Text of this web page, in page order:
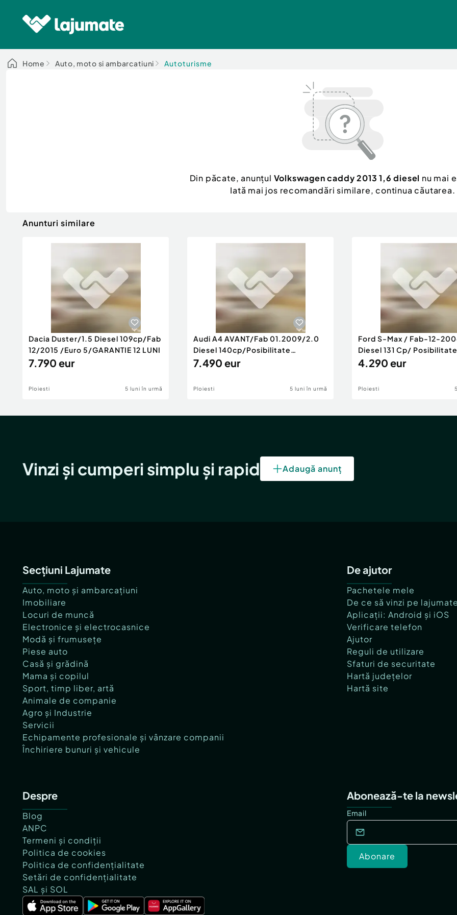
Home Auto, moto si ambarcatiuni Autoturisme
Din păcate, anunțul Volkswagen caddy 2013 1,6 diesel nu mai
Iată mai jos recomandări similare, continua căutarea.
Anunturi similare
Dacia Duster/1.5 Diesel 109cp/Fab
12/2015 /Euro 5/GARANTIE 12 LUNI
7.790 eur
Ploiesti 5 luni în urmă
Audi A4 AVANT/Fab 01.2009/2.0
Diesel 140cp/Posibilitate
Rate/GARANTIE
7.490 eur
Ploiesti 5 luni în urmă
Ford S-Max / Fab-12-
Diesel 131 Cp/
4.290 eur
Ploiesti
Vinzi și cumperi simplu și rapid Adaugă anunț
Secțiuni Lajumate
Auto, moto și ambarcațiuni
Imobiliare
Locuri de muncă
Electronice și electrocasnice
Modă și frumusețe
Piese auto
Casă și grădină
Mama și copilul
Sport, timp liber, artă
Animale de companie
Agro și Industrie
Servicii
Echipamente profesionale și vânzare companii
Închiriere bunuri și vehicule
De ajutor
Pachetele mele
De ce să vinzi pe
Aplicații: Android și iOS
Verificare telefon
Ajutor
Reguli de utilizare
Sfaturi de securitate
Hartă județelor
Hartă site
Despre
Blog
ANPC
Termeni și condiții
Politica de cookies
Politica de confidențialitate
Setări de confidențialitate
SAL și SOL
Abonează-te la
Email
Abonare